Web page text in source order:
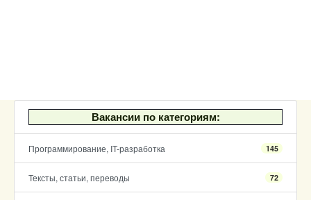
Вакансии по категориям:
Программирование, IT-разработка 145
Тексты, статьи, переводы 72